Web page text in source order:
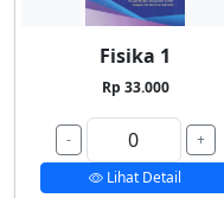
Fisika 1
Rp 33.000
-
+
Lihat Detail